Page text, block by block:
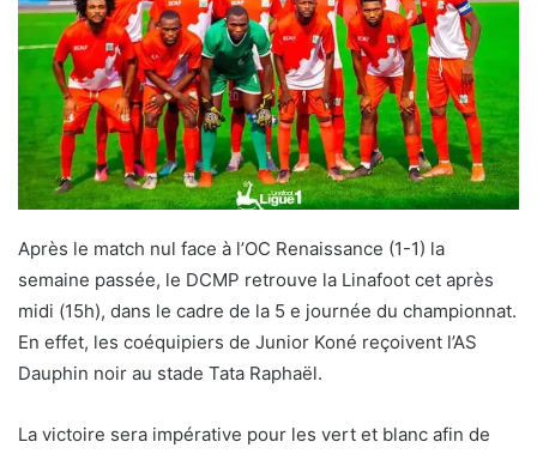
Après le match nul face à l’OC Renaissance (1-1) la
semaine passée, le DCMP retrouve la Linafoot cet après
midi (15h), dans le cadre de la 5 e journée du championnat.
En effet, les coéquipiers de Junior Koné reçoivent l’AS
Dauphin noir au stade Tata Raphaël.
La victoire sera impérative pour les vert et blanc afin de